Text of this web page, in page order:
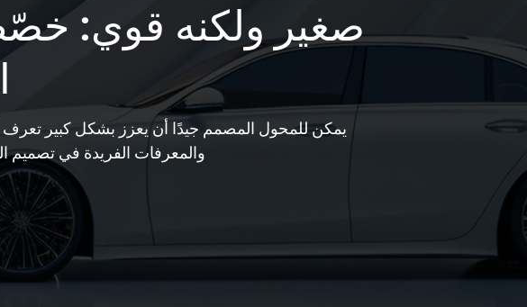
صغير ولكنه قوي:
يمكن للمحول المصمم جيدًا أن يعزز بشكل كبير تعرف
والمعرفات الفريدة في تصميم